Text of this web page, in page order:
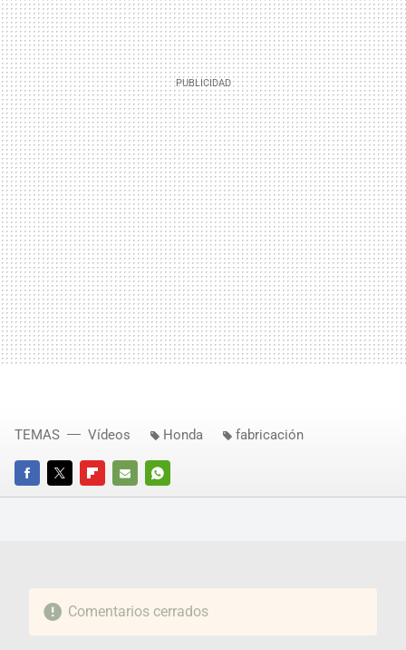
FACEBOOKTWITTERFLIPBOARD
E-
WHATSAPP
TEMAS Vídeos Honda fabricación
Comentarios cerrados